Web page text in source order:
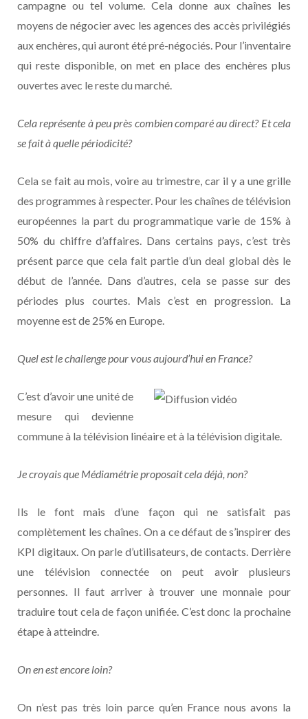
campagne ou tel volume. Cela donne aux chaînes les
moyens de négocier avec les agences des accès privilégiés
aux enchères, qui auront été pré-négociés. Pour l’inventaire
qui reste disponible, on met en place des enchères plus
ouvertes avec le reste du marché.
Cela représente à peu près combien comparé au direct? Et cela
se fait à quelle périodicité?
Cela se fait au mois, voire au trimestre, car il y a une grille
des programmes à respecter. Pour les chaînes de télévision
européennes la part du programmatique varie de 15% à
50% du chiffre d’affaires. Dans certains pays, c’est très
présent parce que cela fait partie d’un deal global dès le
début de l’année. Dans d’autres, cela se passe sur des
périodes plus courtes. Mais c’est en progression. La
moyenne est de 25% en Europe.
Quel est le challenge pour vous aujourd’hui en France?
C’est d’avoir une unité de
mesure qui devienne
commune à la télévision linéaire et à la télévision digitale.
Je croyais que Médiamétrie proposait cela déjà, non?
Ils le font mais d’une façon qui ne satisfait pas
complètement les chaînes. On a ce défaut de s’inspirer des
KPI digitaux. On parle d’utilisateurs, de contacts. Derrière
une télévision connectée on peut avoir plusieurs
personnes. Il faut arriver à trouver une monnaie pour
traduire tout cela de façon unifiée. C’est donc la prochaine
étape à atteindre.
On en est encore loin?
On n’est pas très loin parce qu’en France nous avons la